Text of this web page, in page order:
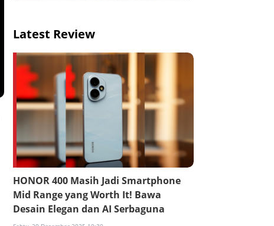
Latest Review
HONOR 400 Masih Jadi Smartphone
Mid Range yang Worth It! Bawa
Desain Elegan dan AI Serbaguna